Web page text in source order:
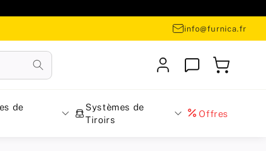
info@furnica.fr
connecter
Panier
de
Systèmes de
Tiroirs
Offres